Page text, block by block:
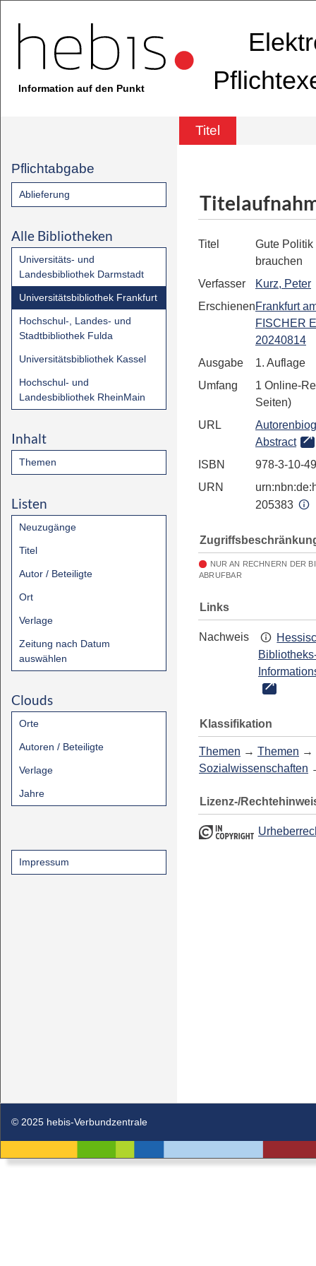
Information auf den Punkt
Titel
Pflichtabgabe
Ablieferung
Alle Bibliotheken
Universitäts- und
Landesbibliothek Darmstadt
Universitätsbibliothek Frankfurt
Hochschul-, Landes- und
Stadtbibliothek Fulda
Universitätsbibliothek Kassel
Hochschul- und
Landesbibliothek RheinMain
Inhalt
Themen
Listen
Neuzugänge
Titel
Autor / Beteiligte
Ort
Verlage
Zeitung nach Datum
auswählen
Clouds
Orte
Autoren / Beteiligte
Verlage
Jahre
Impressum
Titel Gute Politik
brauchen
Verfasser
Kurz, Peter
ErschienenFrankfurt
FISCHER
20240814
Ausgabe
1. Auflage
Umfang
1 Online-
Seiten)
URL
Abstract
ISBN
978-3-10-
URN
205383
NUR AN RECHNERN DER
ABRUFBAR
Links
Nachweis
Klassifikation
Themen → Themen →
Sozialwissenschaften
Lizenz-/
© 2025 hebis-Verbundzentrale